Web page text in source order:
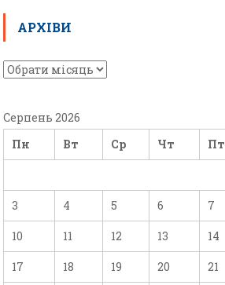
АРХІВИ
Серпень 2026
Пн
Вт Ср Чт Пт
3 4 5 6 7
10 11 12 13 14
17 18 19 20 21